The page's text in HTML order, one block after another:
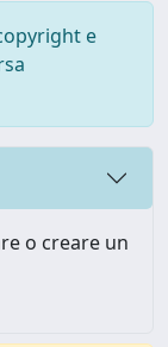
e
o creare un